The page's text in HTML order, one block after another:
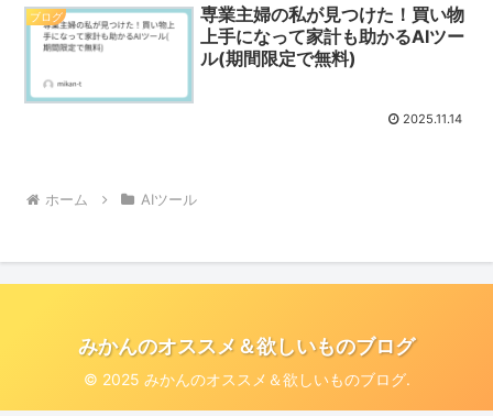
ブログ
専業主婦の私が見つけた！買い物
上手になって家計も助かるAIツー
ル(期間限定で無料)
2025.11.14
ホーム AIツール
みかんのオススメ＆欲しいものブログ
© 2025 みかんのオススメ＆欲しいものブログ.